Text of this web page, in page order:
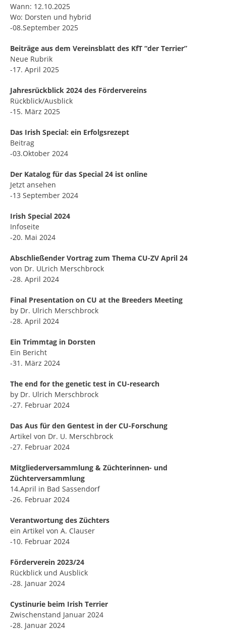
Wann: 12.10.2025
Wo: Dorsten und hybrid
-08.September 2025
Beiträge aus dem Vereinsblatt des KfT “der Terrier”
Neue Rubrik
-17. April 2025
Jahresrückblick 2024 des Fördervereins
Rückblick/Ausblick
-15. März 2025
Das Irish Special: ein Erfolgsrezept
Beitrag
-03.Oktober 2024
Der Katalog für das Special 24 ist online
Jetzt ansehen
-13 September 2024
Irish Special 2024
Infoseite
-20. Mai 2024
Abschließender Vortrag zum Thema CU-ZV April 24
von Dr. ULrich Merschbrock
-28. April 2024
Final Presentation on CU at the Breeders Meeting
by Dr. Ulrich Merschbrock
-28. April 2024
Ein Trimmtag in Dorsten
Ein Bericht
-31. März 2024
The end for the genetic test in CU-research
by Dr. Ulrich Merschbrock
-27. Februar 2024
Das Aus für den Gentest in der CU-Forschung
Artikel von Dr. U. Merschbrock
-27. Februar 2024
Mitgliederversammlung & Züchterinnen- und
Züchterversammlung
14.April in Bad Sassendorf
-26. Februar 2024
Verantwortung des Züchters
ein Artikel von A. Clauser
-10. Februar 2024
Förderverein 2023/24
Rückblick und Ausblick
-28. Januar 2024
Cystinurie beim Irish Terrier
Zwischenstand Januar 2024
-28. Januar 2024